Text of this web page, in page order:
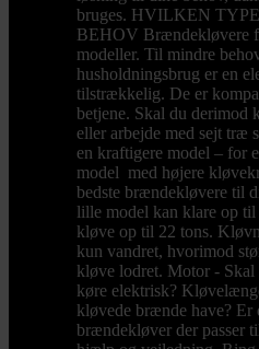
bruges. HVILKEN
BEHOV Brændekløvere
modeller. Til mindre
husholdningsbrug er en
tilstrækkelig. De er
betjene. Skal du derimod
eller arbejde med sejt træ
en kraftigere model – for
model med højere
bedste brændekløvere til
lille model kan klare op
kløve op til 22 tons.
kun vandret, hvorimod
kløve lodret. Motor - Skal
køre elektrisk?
kløvede brænde have?
brændekløver der passer